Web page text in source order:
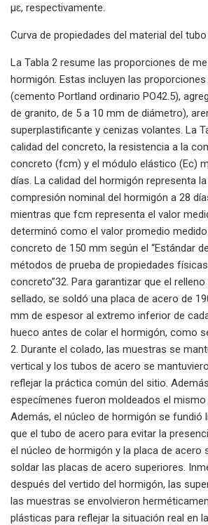
µɛ, respectivamente.
Curva de propiedades del material del
La Tabla 2 resume las proporciones de
hormigón. Estas incluyen las
(cemento Portland ordinario PO42.5),
de granito, de 5 a 10 mm de diámetro),
superplastificante y cenizas volantes. La
calidad del concreto, la resistencia a la
concreto (fcm) y el módulo elástico (Ec)
días. La calidad del hormigón representa
compresión nominal del hormigón a 28
mientras que fcm representa el valor
determinó como el valor promedio
concreto de 150 mm según el “Estándar
métodos de prueba de propiedades
concreto”32. Para garantizar que el
sellado, se soldó una placa de acero de
mm de espesor al extremo inferior de
hueco antes de colar el hormigón, como
2. Durante el colado, las muestras se
vertical y los tubos de acero se
reflejar la práctica común del sitio.
especímenes fueron moldeados el
Además, el núcleo de hormigón se fundió
que el tubo de acero para evitar la
el núcleo de hormigón y la placa de acero
soldar las placas de acero superiores.
después del vertido del hormigón, las
las muestras se envolvieron
plásticas para reflejar la situación real en